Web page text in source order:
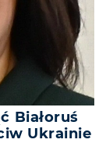
Białoruś
Ukrainie